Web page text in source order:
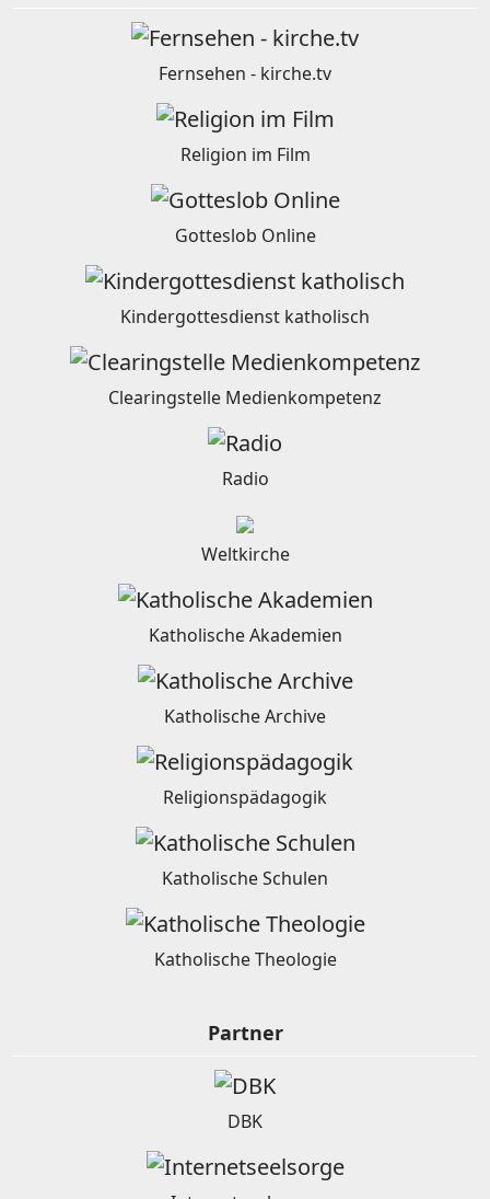
Fernsehen - kirche.tv
Religion im Film
Gotteslob Online
Kindergottesdienst katholisch
Clearingstelle Medienkompetenz
Radio
Weltkirche
Katholische Akademien
Katholische Archive
Religionspädagogik
Katholische Schulen
Katholische Theologie
Partner
DBK